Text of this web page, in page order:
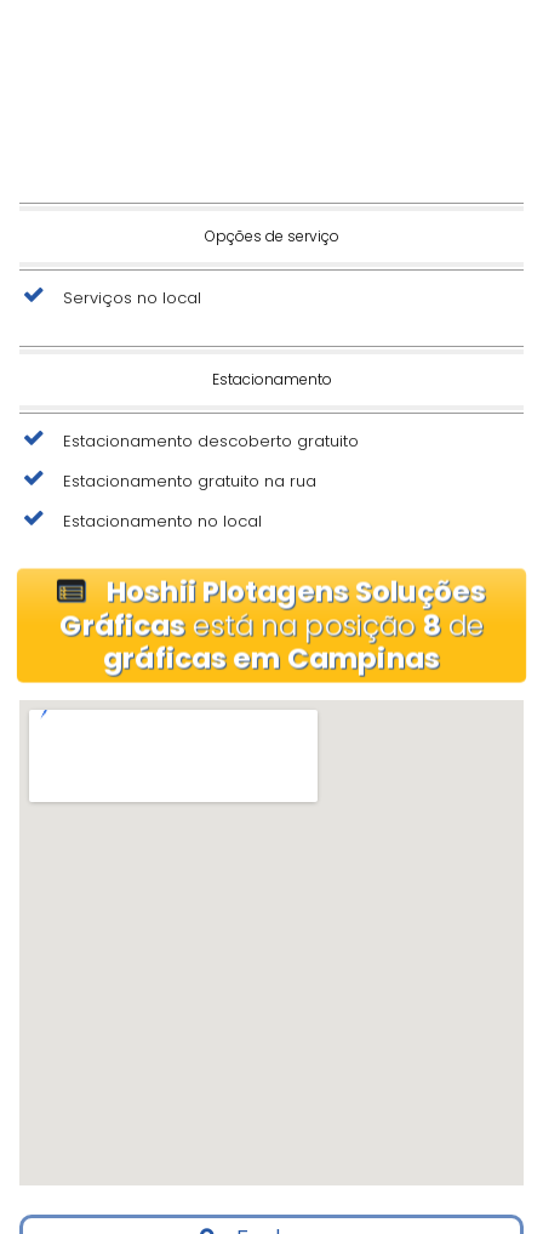
Opções de serviço
Serviços no local
Estacionamento
Estacionamento descoberto gratuito
Estacionamento gratuito na rua
Estacionamento no local
Hoshii Plotagens Soluções
Gráficas está na posição 8de
gráficas em Campinas